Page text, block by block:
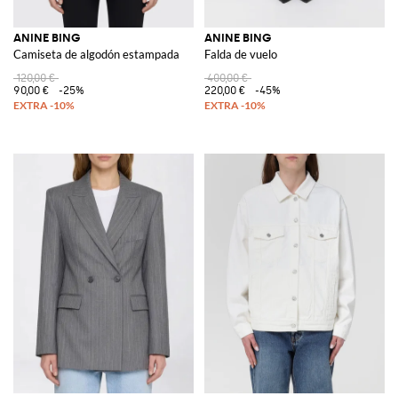
ANINE BING
Camiseta de algodón estampada
120,00 €
90,00 €
-25%
ANINE BING
Falda de vuelo
400,00 €
220,00 €
-45%